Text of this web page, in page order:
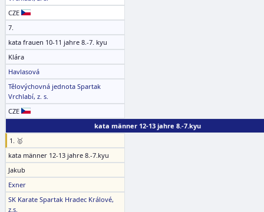
CZE
7.
kata frauen 10-11 jahre 8.-7. kyu
Klára
Havlasová
Tělovýchovná jednota Spartak
Vrchlabí, z. s.
CZE
kata männer 12-13 jahre 8.-7.kyu
1. 🥇
kata männer 12-13 jahre 8.-7.kyu
Jakub
Exner
SK Karate Spartak Hradec Králové,
z.s.